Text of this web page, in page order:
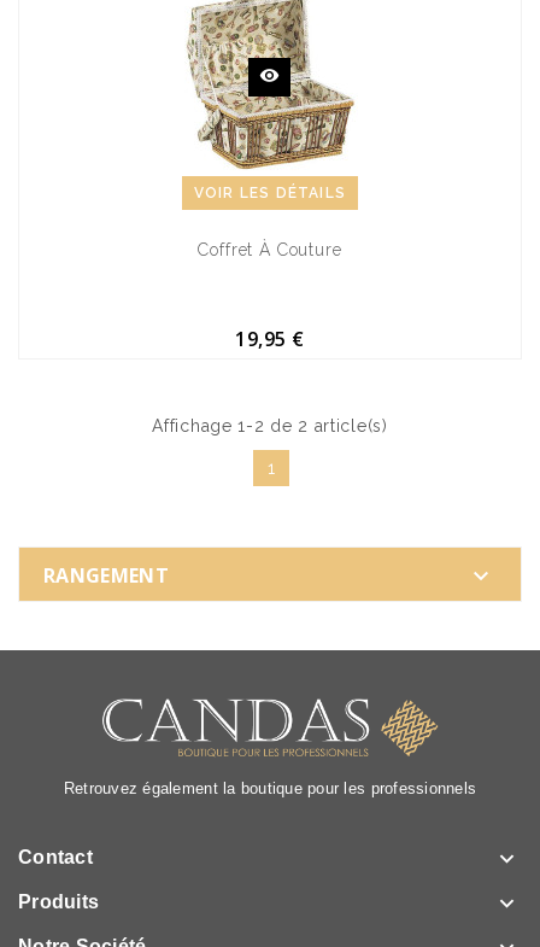
VOIR LES DÉTAILS
Coffret À Couture
19,95 €
Affichage 1-2 de 2 article(s)
1
RANGEMENT 
Retrouvez également la boutique pour les professionnels
Contact 
Produits 